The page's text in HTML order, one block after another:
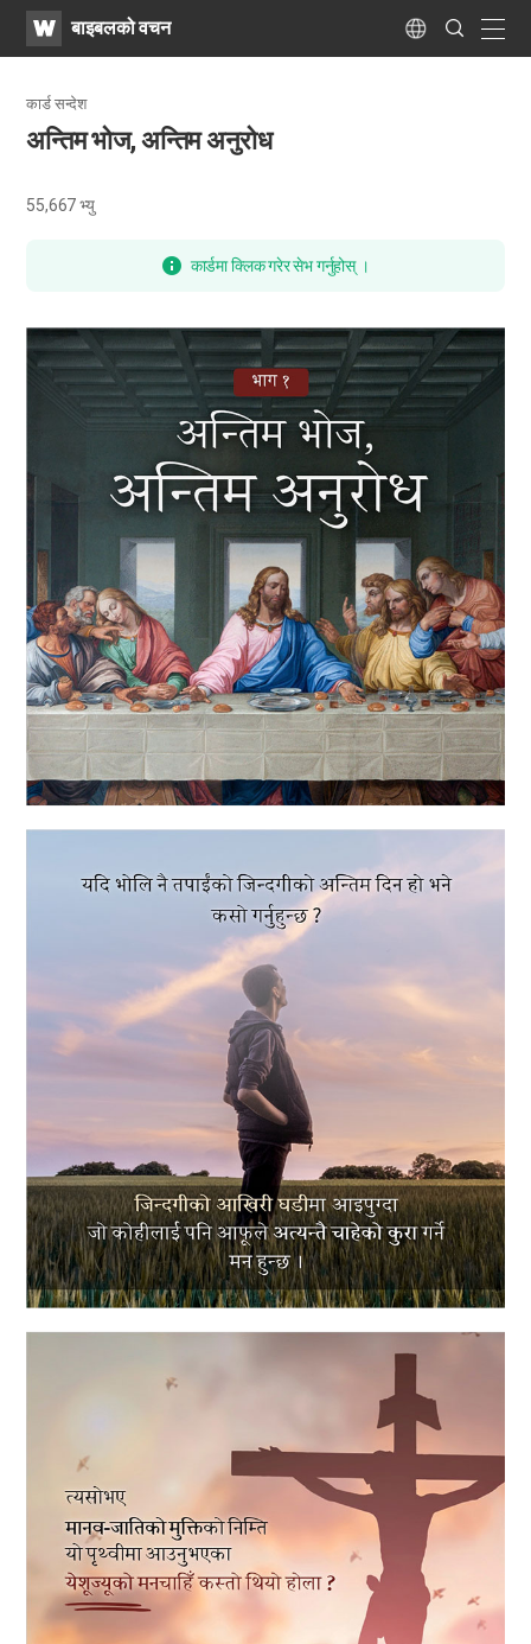
WATVबाइबलको वचन Language
Search
Submit
कार्ड सन्देश
अन्तिम भोज, अन्तिम अनुरोध
55,667भ्यु
कार्डमा क्लिक गरेर सेभ गर्नुहोस् ।